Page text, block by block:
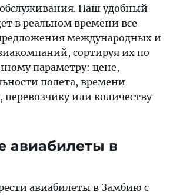
обслуживания. Наш удобный
в реальном времени все
международных и
сортируя их по
параметру: цене,
полета, времени
перевозчику или количеству
авиабилеты в
авиабилеты в Замбию с